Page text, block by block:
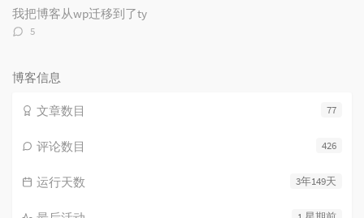
数：
我把博客从wp迁移到了ty
评
5
博客信息
77
文章数目
426
评论数目
3年149天
运行天数